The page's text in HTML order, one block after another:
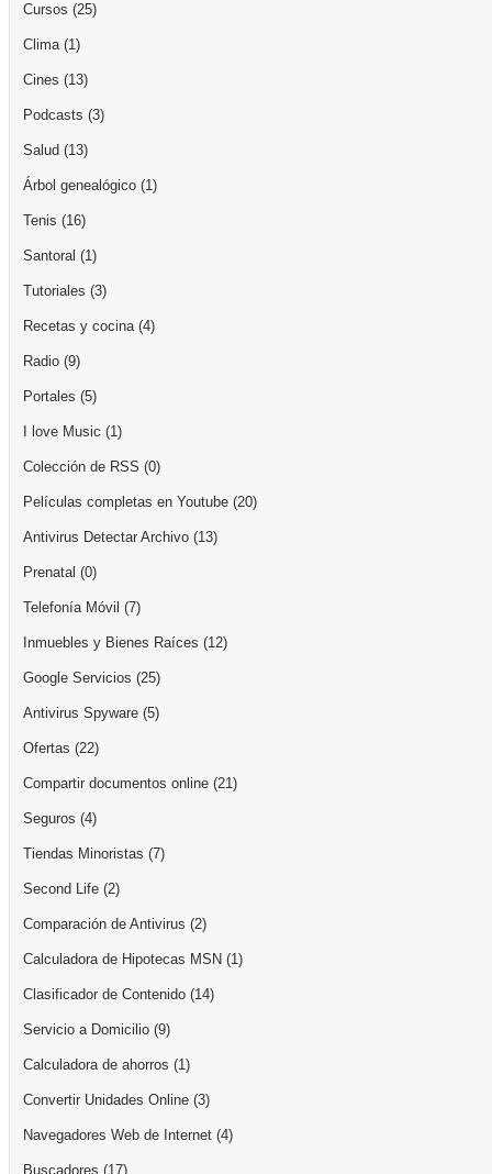
Cursos (25)
Clima(1)
Cines (13)
Podcasts (3)
Salud (13)
Árbol genealógico (1)
Tenis (16)
Santoral (1)
Tutoriales (3)
Recetas y cocina(4)
Radio (9)
Portales (5)
I love Music (1)
Colección de RSS (0)
Películas completas en Youtube (20)
Antivirus Detectar Archivo (13)
Prenatal (0)
Telefonía Móvil (7)
Inmuebles y Bienes Raíces (12)
Google Servicios (25)
Antivirus Spyware (5)
Ofertas (22)
Compartir documentos online (21)
Seguros (4)
Tiendas Minoristas (7)
Second Life (2)
Comparación de Antivirus (2)
Calculadora de Hipotecas MSN (1)
Clasificador de Contenido (14)
Servicio a Domicilio (9)
Calculadora de ahorros (1)
Convertir Unidades Online (3)
Navegadores Web de Internet (4)
Buscadores (17)